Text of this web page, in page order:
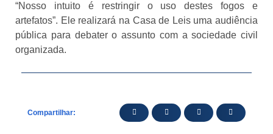
“Nosso intuito é restringir o uso destes fogos e
artefatos”. Ele realizará na Casa de Leis uma audiência
pública para debater o assunto com a sociedade civil
organizada.
Compartilhar: